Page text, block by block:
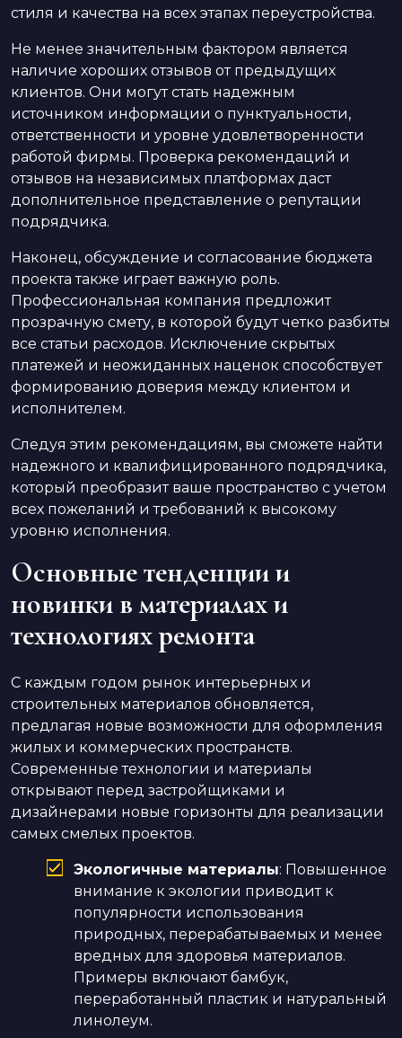
стиля и качества на всех этапах переустройства.
Не менее значительным фактором является
наличие хороших отзывов от предыдущих
клиентов. Они могут стать надежным
источником информации о пунктуальности,
ответственности и уровне удовлетворенности
работой фирмы. Проверка рекомендаций и
отзывов на независимых платформах даст
дополнительное представление о репутации
подрядчика.
Наконец, обсуждение и согласование бюджета
проекта также играет важную роль.
Профессиональная компания предложит
прозрачную смету, в которой будут четко разбиты
все статьи расходов. Исключение скрытых
платежей и неожиданных наценок способствует
формированию доверия между клиентом и
исполнителем.
Следуя этим рекомендациям, вы сможете найти
надежного и квалифицированного подрядчика,
который преобразит ваше пространство с учетом
всех пожеланий и требований к высокому
уровню исполнения.
Основные тенденции и
новинки в материалах и
технологиях ремонта
С каждым годом рынок интерьерных и
строительных материалов обновляется,
предлагая новые возможности для оформления
жилых и коммерческих пространств.
Современные технологии и материалы
открывают перед застройщиками и
дизайнерами новые горизонты для реализации
самых смелых проектов.
Экологичные материалы: Повышенное
внимание к экологии приводит к
популярности использования
природных, перерабатываемых и менее
вредных для здоровья материалов.
Примеры включают бамбук,
переработанный пластик и натуральный
линолеум.